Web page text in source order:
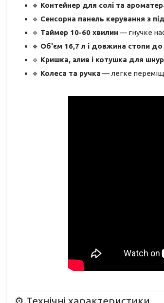
🔹 Контейнер для солі та
🔹 Сенсорна панель керування з
🔹 Таймер 10-60 хвилин — гнучке
🔹 Об'єм 16,7 л і довжина стопи до
🔹 Кришка, злив і котушка для
🔹 Колеса та ручка — легке
⚙️ Технічні характеристики